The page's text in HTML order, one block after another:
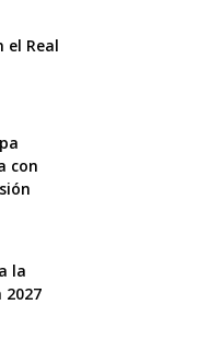
el Real
con
la
2027